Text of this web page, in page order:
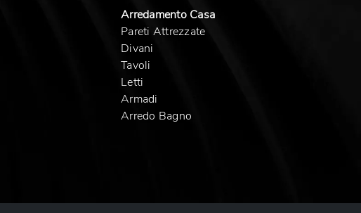
Arredamento Casa
Pareti Attrezzate
Divani
Tavoli
Letti
Armadi
Arredo Bagno